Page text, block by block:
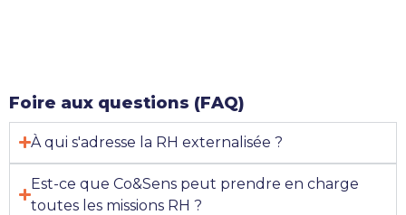
Foire aux questions (FAQ)
À qui s'adresse la RH externalisée ?
Est-ce que Co&Sens peut prendre en charge
toutes les missions RH ?